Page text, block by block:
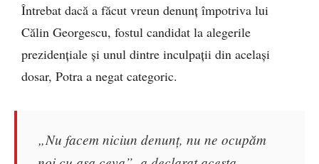
Întrebat dacă a făcut vreun denunț împotriva lui
Călin Georgescu, fostul candidat la alegerile
prezidențiale și unul dintre inculpații din același
dosar, Potra a negat categoric.
„Nu facem niciun denunț, nu ne ocupăm